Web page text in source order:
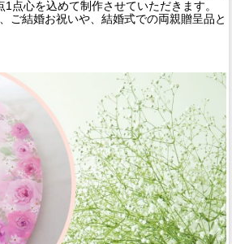
点心を込めて制作させていただきます。
ご結婚お祝いや、結婚式での両親贈呈品と